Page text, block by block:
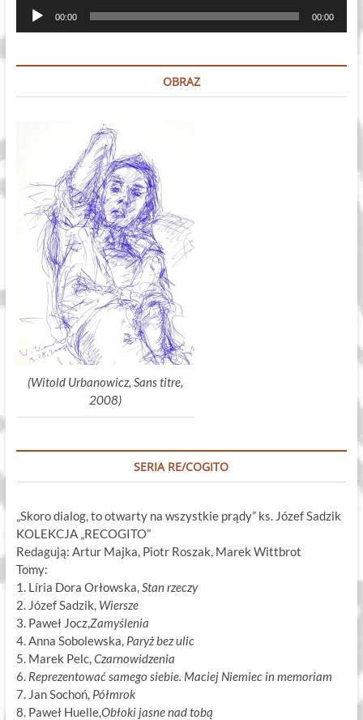
Odtwarzacz
plików
00:00 00:00
OBRAZ
(Witold Urbanowicz, Sans titre,
2008)
SERIA RE/COGITO
„Skoro dialog, to otwarty na wszystkie prądy” ks. Józef Sadzik
KOLEKCJA „RECOGITO”
Redagują: Artur Majka, Piotr Roszak, Marek Wittbrot
Tomy:
1. Líria Dora Orłowska,Stan rzeczy
2. Józef Sadzik, Wiersze
3. Paweł Jocz,Zamyślenia
4. Anna Sobolewska, Paryż bez ulic
5. Marek Pelc,Czarnowidzenia
6. Reprezentować samego siebie. Maciej Niemiec in memoriam
7. Jan Sochoń, Półmrok
8. Paweł Huelle,Obłoki jasne nad tobą